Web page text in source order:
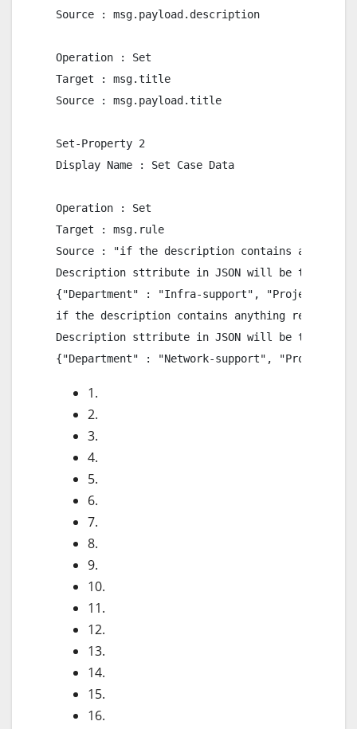
Source : msg.payload.description
Operation : Set
Target : msg.title
Source : msg.payload.title
Set-Property 2
Display Name : Set Case Data
Operation : Set
Target : msg.rule
Source : "if the description contains anything
Description sttribute in JSON will be the
{"Department" : "Infra-support", "Project" :
if the description contains anything related
Description sttribute in JSON will be the
{"Department" : "Network-support",
1.
2.
3.
4.
5.
6.
7.
8.
9.
10.
11.
12.
13.
14.
15.
16.